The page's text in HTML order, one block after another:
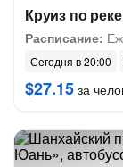
Круиз по
Расписание:
Сегодня в 20:00
$27.15 за